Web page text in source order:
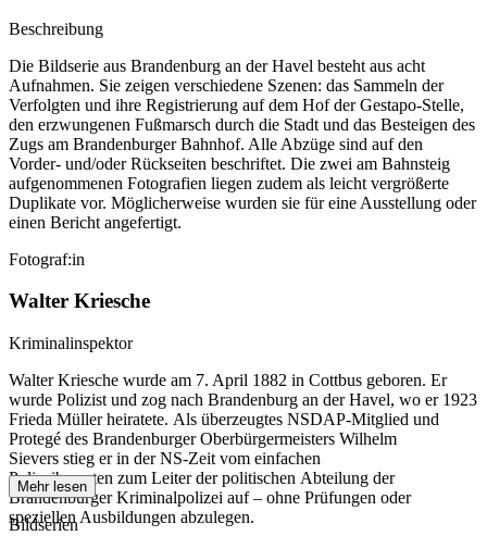
Beschreibung
Die Bildserie aus Brandenburg an der Havel besteht aus acht
Aufnahmen. Sie zeigen verschiedene Szenen: das Sammeln der
Verfolgten und ihre Registrierung auf dem Hof der Gestapo-Stelle,
den erzwungenen Fußmarsch durch die Stadt und das Besteigen des
Zugs am Brandenburger Bahnhof. Alle Abzüge sind auf den
Vorder- und/oder Rückseiten beschriftet. Die zwei am Bahnsteig
aufgenommenen Fotografien liegen zudem als leicht vergrößerte
Duplikate vor. Möglicherweise wurden sie für eine Ausstellung oder
einen Bericht angefertigt.
Fotograf:in
Walter Kriesche
Kriminalinspektor
Walter Kriesche wurde am 7. April 1882 in Cottbus geboren. Er
wurde Polizist und zog nach Brandenburg an der Havel, wo er 1923
Frieda Müller heiratete. Als überzeugtes NSDAP-Mitglied und
Protegé des Brandenburger Oberbürgermeisters Wilhelm
Sievers stieg er in der NS-Zeit vom einfachen
Polizeibeamten zum Leiter der politischen Abteilung der
Brandenburger Kriminalpolizei auf – ohne Prüfungen oder
speziellen Ausbildungen abzulegen.
Mehr lesen
Bildserien